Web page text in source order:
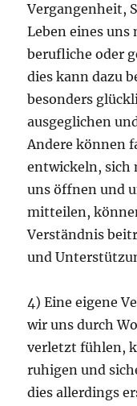
Vergangenheit,
Leben eines uns
berufliche oder
dies kann dazu
besonders
ausgeglichen
Andere können
entwickeln, sich
uns öffnen und
mitteilen,
Verständnis
und
4) Eine eigene
wir uns durch
verletzt fühlen,
ruhigen und
dies allerdings